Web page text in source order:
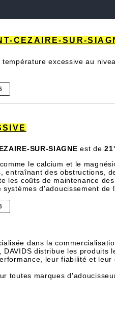
CEZAIRE-SUR-
excessive au
SUR-SIAGNE est de
comme le calcium et le
entraînant des obstructions,
les coûts de maintenance
d'adoucissement de
dans la
distribue les produits
leur fiabilité et leur
toutes marques